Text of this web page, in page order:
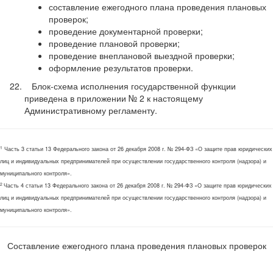
составление ежегодного плана проведения плановых
проверок;
проведение документарной проверки;
проведение плановой проверки;
проведение внеплановой выездной проверки;
оформление результатов проверки.
Блок-схема исполнения государственной функции
приведена в приложении № 2 к настоящему
Административному регламенту.
1 Часть 3 статьи 13 Федерального закона от 26 декабря 2008 г. № 294-ФЗ «О защите прав юридических
лиц и индивидуальных предпринимателей при осуществлении государственного контроля (надзора) и
муниципального контроля».
2 Часть 4 статьи 13 Федерального закона от 26 декабря 2008 г. № 294-ФЗ «О защите прав юридических
лиц и индивидуальных предпринимателей при осуществлении государственного контроля (надзора) и
муниципального контроля».
Составление ежегодного плана проведения плановых проверок